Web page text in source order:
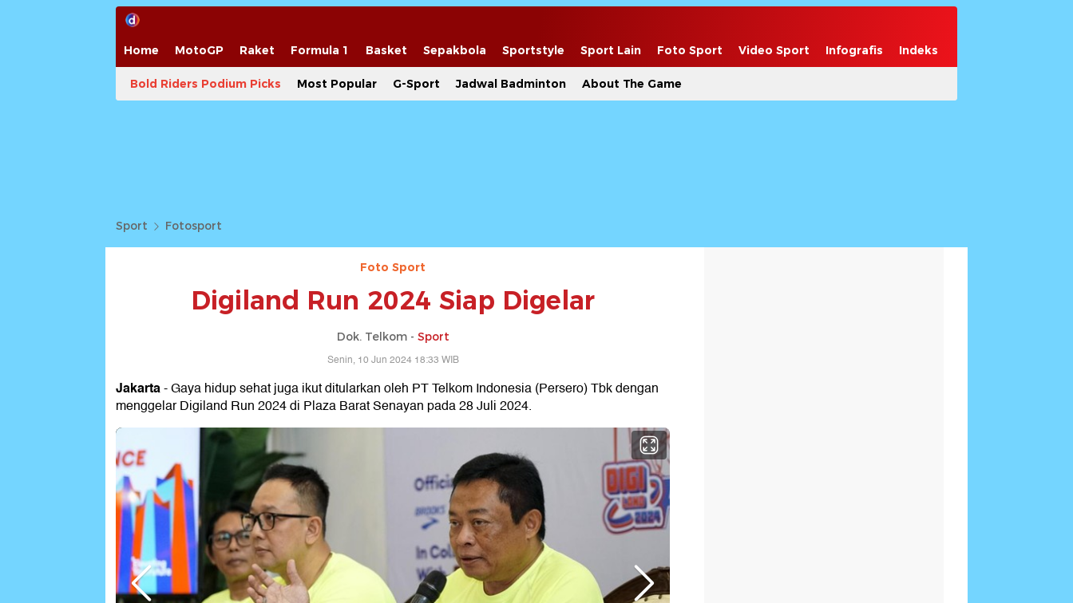
Home MotoGP Raket Formula 1 Basket Sepakbola Sportstyle Sport Lain Foto Sport Video Sport Infografis Indeks
Bold Riders Podium Picks Most Popular G-Sport Jadwal Badminton About The Game
Sport Fotosport
Foto Sport
Digiland Run 2024 Siap Digelar
Dok. Telkom - Sport
Senin, 10 Jun 2024 18:33 WIB
Jakarta- Gaya hidup sehat juga ikut ditularkan oleh PT Telkom Indonesia (Persero) Tbk dengan
menggelar Digiland Run 2024 di Plaza Barat Senayan pada 28 Juli 2024.